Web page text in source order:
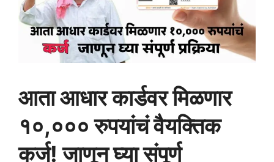
आता आधार कार्डवर मिळणार
१०,००० रुपयांचं वैयक्तिक
कर्ज! जाणून घ्या संपूर्ण